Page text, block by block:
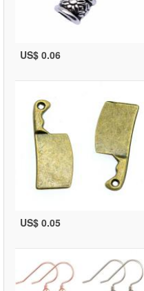
US$ 0.06
US$ 0.05